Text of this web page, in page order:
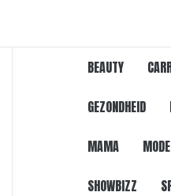
BEAUTY
GEZONDHEID
MAMA MODE
SHOWBIZZ